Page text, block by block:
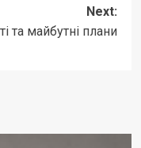
Next:
та майбутні плани